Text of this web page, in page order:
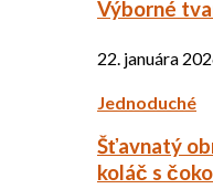
Výborné
22. januára
Jednoduché
Šťavnatý
koláč s